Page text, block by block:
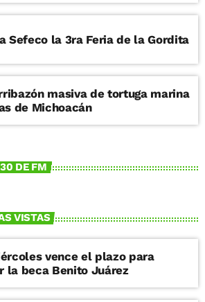
Sefeco la 3ra Feria de la Gordita
masiva de tortuga marina
de Michoacán
DE FM
VISTAS
vence el plazo para
la beca Benito Juárez